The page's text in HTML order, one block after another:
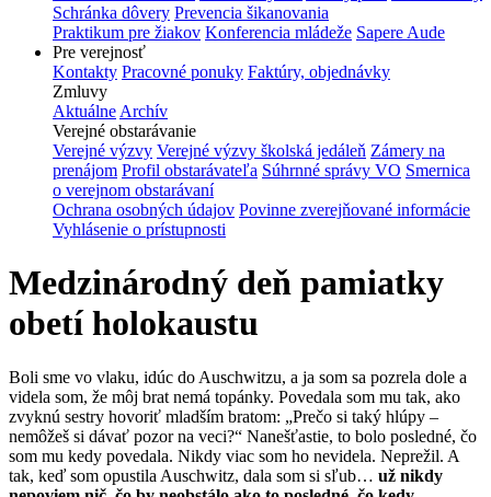
Schránka dôvery Prevencia šikanovania
Praktikum pre žiakov Konferencia mládeže Sapere Aude
Pre verejnosť
Kontakty Pracovné ponuky Faktúry, objednávky
Zmluvy
Aktuálne Archív
Verejné obstarávanie
Verejné výzvy Verejné výzvy školská jedáleň Zámery na
prenájom Profil obstarávateľa Súhrnné správy VO Smernica
o verejnom obstarávaní
Ochrana osobných údajov Povinne zverejňované informácie
Vyhlásenie o prístupnosti
Medzinárodný deň pamiatky
obetí holokaustu
Boli sme vo vlaku, idúc do Auschwitzu, a ja som sa pozrela dole a
videla som, že môj brat nemá topánky. Povedala som mu tak, ako
zvyknú sestry hovoriť mladším bratom: „Prečo si taký hlúpy –
nemôžeš si dávať pozor na veci?“ Nanešťastie, to bolo posledné, čo
som mu kedy povedala. Nikdy viac som ho nevidela. Neprežil. A
tak, keď som opustila Auschwitz, dala som si sľub… už nikdy